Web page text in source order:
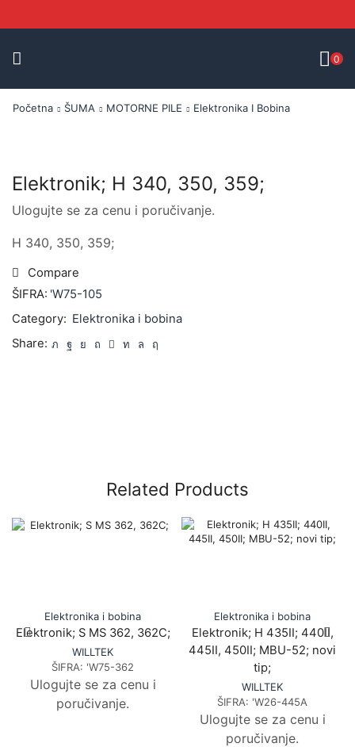
0
Početna ŠUMA MOTORNE PILE Elektronika I Bobina
Elektronik; H 340, 350, 359;
Ulogujte se za cenu i poručivanje.
H 340, 350, 359;
Compare
ŠIFRA: 'W75-105
Category: Elektronika i bobina
Share:
Related Products
Elektronika i bobina
Elektronik; S MS 362, 362C;
WILLTEK
ŠIFRA: 'W75-362
Ulogujte se za cenu i
poručivanje.
Elektronika i bobina
Elektronik; H 435II; 440II,
445II, 450II; MBU-52; novi
tip;
WILLTEK
ŠIFRA: 'W26-445A
Ulogujte se za cenu i
poručivanje.